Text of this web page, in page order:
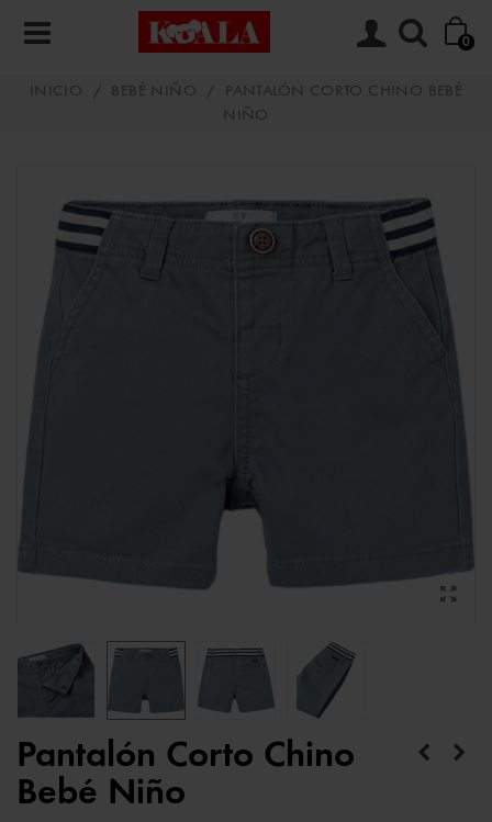
0
INICIO / BEBÉ NIÑO /
PANTALÓN CORTO CHINO BEBÉ
NIÑO
Pantalón Corto Chino
Bebé Niño